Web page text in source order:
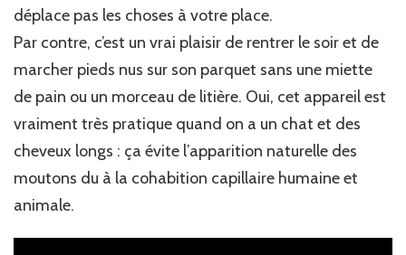
déplace pas les choses à votre place.
Par contre, c’est un vrai plaisir de rentrer le soir et de
marcher pieds nus sur son parquet sans une miette
de pain ou un morceau de litière. Oui, cet appareil est
vraiment très pratique quand on a un chat et des
cheveux longs : ça évite l’apparition naturelle des
moutons du à la cohabition capillaire humaine et
animale.